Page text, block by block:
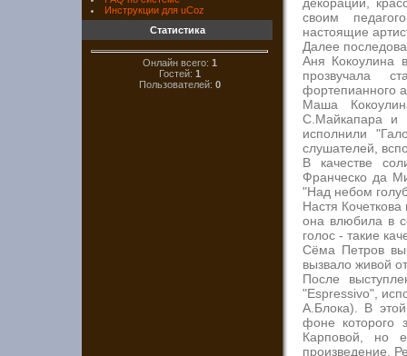
своим
настоящие
Далее
Аня Кокоулина
прозвучала
фортепианного
Маша
С.Майкапара и
исполнили
слушателей,
В качестве
Франческо да
"Над небом
Настя
она влюбила в
голос - такие
Сёма Петров
вызвало живой
После
"Espressivo",
А.Блока). В
фоне которого
Карповой, но
произведение.
Инструкции для uCoz
Статистика
Онлайн всего: 1
Гостей: 1
Пользователей: 0